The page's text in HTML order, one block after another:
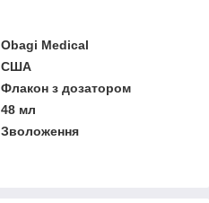
Obagi Medical
США
Флакон з дозатором
48 мл
Зволоження